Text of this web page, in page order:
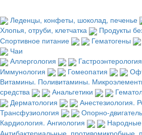
Леденцы, конфеты, шоколад, печенье
Хлопья, отруби, клетчатка
Продукты
Спортивное питание
Гематогены
Чаи
Аллергология
Иммунология
Гомеопатия
Витамины. Поливитамины.
средства
Анальгетики
Дерматология
Анестезиология.
Трансфузиология
Опорно-
Кардиология. Ангиология
Народные
Антибактериальные, противомикробные,